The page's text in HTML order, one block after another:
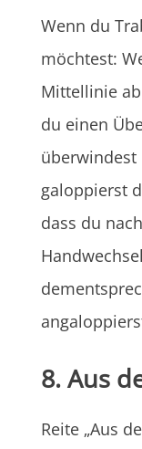
Wenn du
möchtest:
Mittellinie
du einen
überwindest
galoppierst
dass du
8. Aus
Reite „Aus